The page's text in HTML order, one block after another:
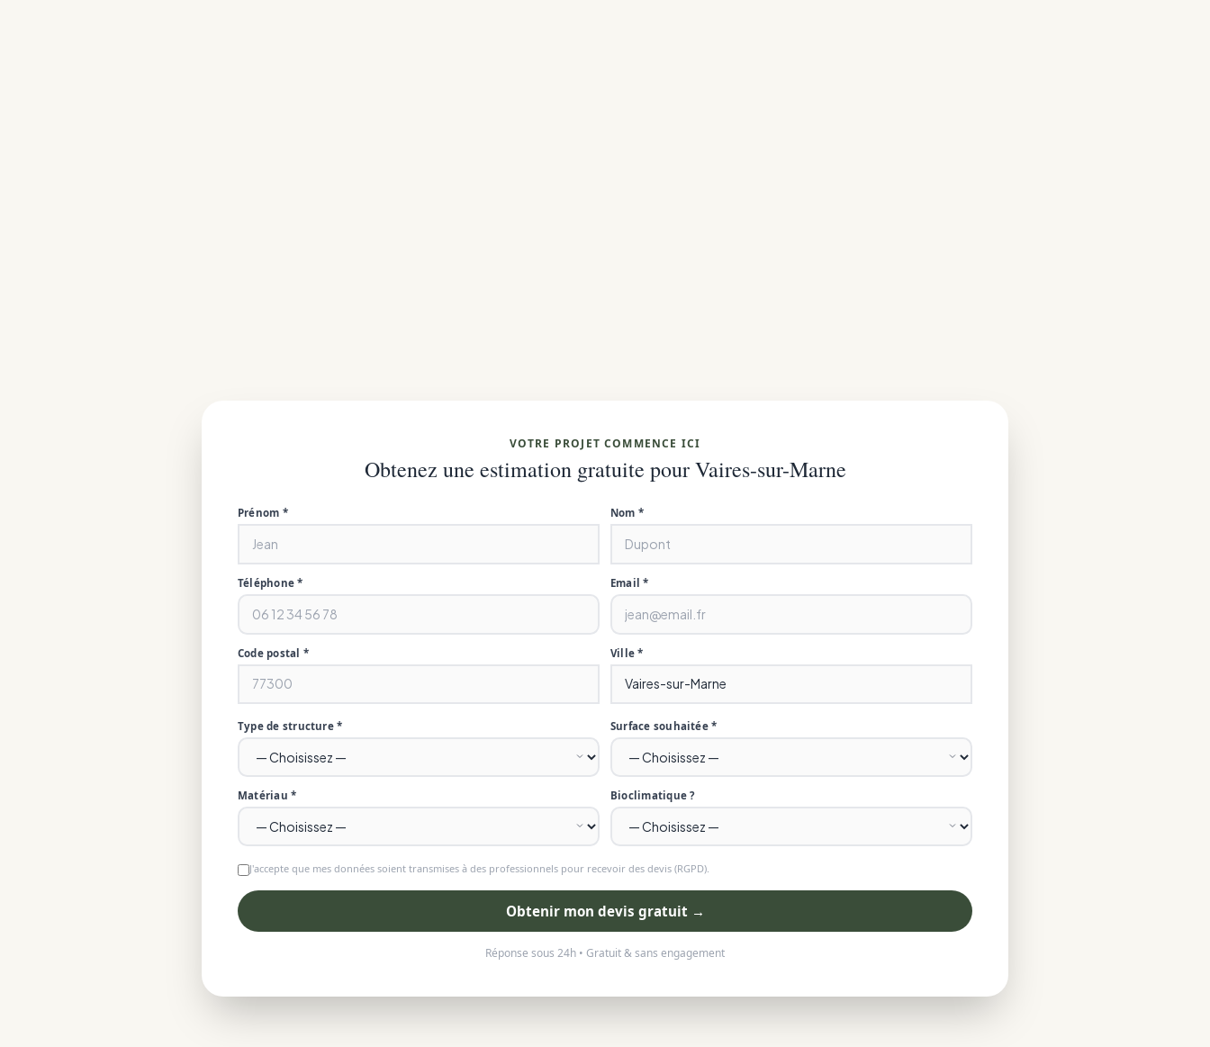
VOTRE PROJET COMMENCE ICI
Obtenez une estimation gratuite pour Vaires-sur-Marne
Prénom * Nom *
Téléphone * Email *
Code postal * Ville *
Type de structure * Surface souhaitée *
Matériau * Bioclimatique ?
J'accepte que mes données soient transmises à des professionnels pour recevoir des devis (RGPD).
Obtenir mon devis gratuit →
Réponse sous 24h • Gratuit & sans engagement